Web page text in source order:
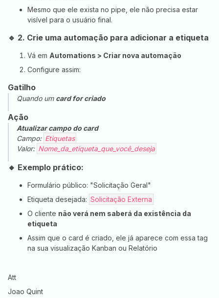
Mesmo que ele exista no pipe, ele não precisa estar
visível para o usuário final.
🔹 2. Crie uma automação para adicionar a etiqueta
Vá em Automations > Criar nova automação
Configure assim:
Gatilho
Quando um card for criado
Ação
Atualizar campo do card
Campo: Etiquetas
Valor: Nome_da_etiqueta_que_você_deseja
🔸 Exemplo prático:
Formulário público: "Solicitação Geral"
Etiqueta desejada: Solicitação Externa
O cliente não verá nem saberá da existência da
etiqueta
Assim que o card é criado, ele já aparece com essa tag
na sua visualização Kanban ou Relatório
Att
Joao Quint